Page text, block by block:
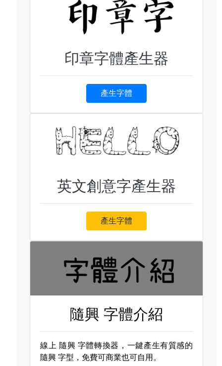
印章字體產生器
產生字體
英文創意字產生器
產生字體
隨興 字體介紹
線上 隨興 字體轉換器，一鍵產生有質感的
隨興 字型，免費可商業也可自用。